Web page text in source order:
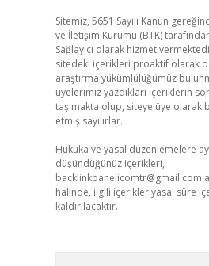
Sitemiz, 5651 Sayılı Kanun
ve İletişim Kurumu (BTK)
Sağlayıcı olarak hizmet
sitedeki içerikleri proaktif olarak
araştırma yükümlülüğümüz
üyelerimiz yazdıkları içeriklerin
taşımakta olup, siteye üye olarak
etmiş sayılırlar.
Hukuka ve yasal düzenlemelere
düşündüğünüz içerikleri,
backlinkpanelicomtr@gmail.com
halinde, ilgili içerikler yasal süre
kaldırılacaktır.